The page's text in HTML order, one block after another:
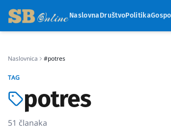
NaslovnaDruštvoPolitika
Naslovnica #potres
TAG
potres
51 članaka